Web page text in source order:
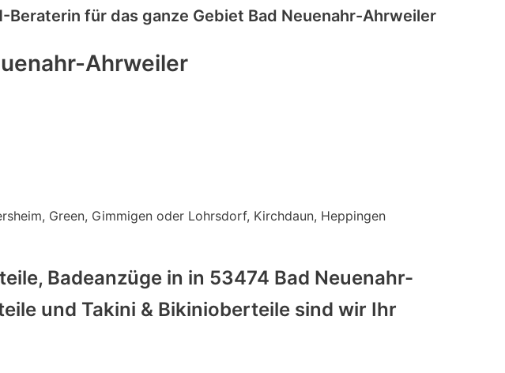
für das ganze Gebiet Bad Neuenahr-Ahrweiler
Ahrweiler
Green, Gimmigen oder Lohrsdorf, Kirchdaun, Heppingen
Badeanzüge in in 53474 Bad Neuenahr-
und Takini & Bikinioberteile sind wir Ihr